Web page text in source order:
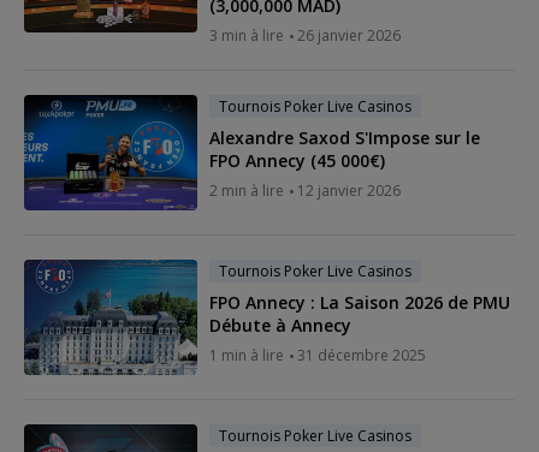
(3,000,000 MAD)
3 min à lire 26 janvier 2026
Tournois Poker Live Casinos
Alexandre Saxod S'Impose sur le
FPO Annecy (45 000€)
2 min à lire 12 janvier 2026
Tournois Poker Live Casinos
FPO Annecy : La Saison 2026 de PMU
Débute à Annecy
1 min à lire 31 décembre 2025
Tournois Poker Live Casinos